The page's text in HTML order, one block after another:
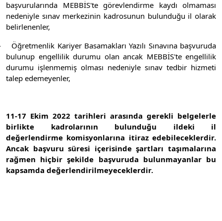
başvurularında MEBBİS'te görevlendirme kaydı olmaması
nedeniyle sınav merkezinin kadrosunun bulunduğu il olarak
belirlenenler,
Öğretmenlik Kariyer Basamakları Yazılı Sınavına başvuruda
bulunup engellilik durumu olan ancak MEBBİS'te engellilik
durumu işlenmemiş olması nedeniyle sınav tedbir hizmeti
talep edemeyenler,
11-17 Ekim 2022 tarihleri arasında gerekli belgelerle
birlikte kadrolarının bulunduğu ildeki il
değerlendirme komisyonlarına itiraz edebileceklerdir.
Ancak başvuru süresi içerisinde şartları taşımalarına
rağmen hiçbir şekilde başvuruda bulunmayanlar bu
kapsamda değerlendirilmeyeceklerdir.